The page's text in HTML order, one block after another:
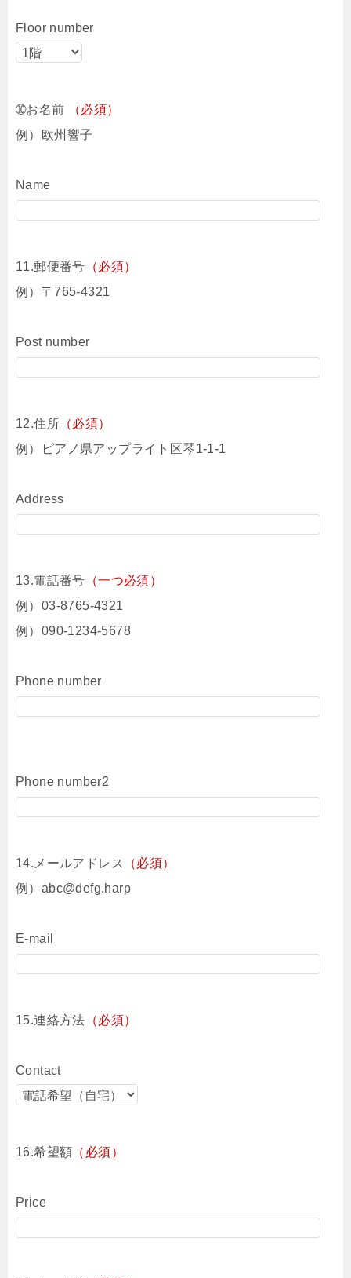
Floor number
➉お名前
（必須）
例）欧州響子
Name
11.郵便番号 （必須）
例）〒765-4321
Post number
12.住所 （必須）
例）ピアノ県アップライト区琴1-1-1
Address
13.電話番号 （一つ必須）
例）03-8765-4321
例）090-1234-5678
Phone number
Phone number2
14.メールアドレス
（必須）
例）abc@defg.harp
E-mail
15.連絡方法 （必須）
Contact
16.希望額 （必須）
Price